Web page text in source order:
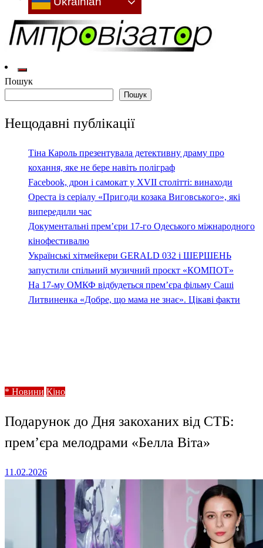
Імпровізатор
Культура: новини, враження, інтерв'ю
Пошук
Пошук
Нещодавні публікації
Тіна Кароль презентувала детективну драму про
кохання, яке не бере навіть поліграф
Facebook, дрон і самокат у XVII столітті: винаходи
Ореста із серіалу «Пригоди козака Виговського», які
випередили час
Документальні прем’єри 17-го Одеського міжнародного
кінофестивалю
Українські хітмейкери GERALD 032 і ШЕРШЕНЬ
запустили спільний музичний проєкт «КОМПОТ»
На 17-му ОМКФ відбудеться прем’єра фільму Саші
Литвиненка «Добре, що мама не знає». Цікаві факти
* Новини Кіно
Подарунок до Дня закоханих від СТБ:
прем’єра мелодрами «Белла Віта»
Posted
11.02.2026